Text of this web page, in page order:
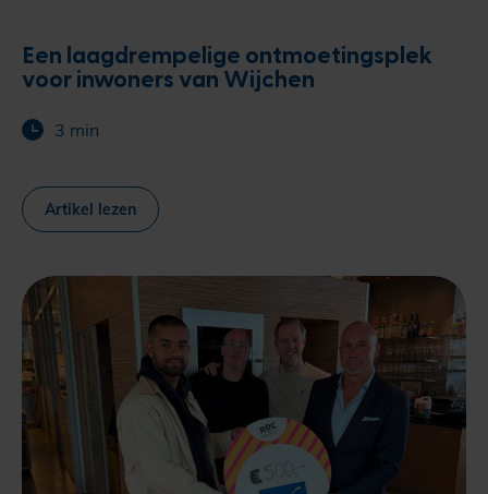
Een laagdrempelige ontmoetingsplek
voor inwoners van Wijchen
3 min
Artikel lezen